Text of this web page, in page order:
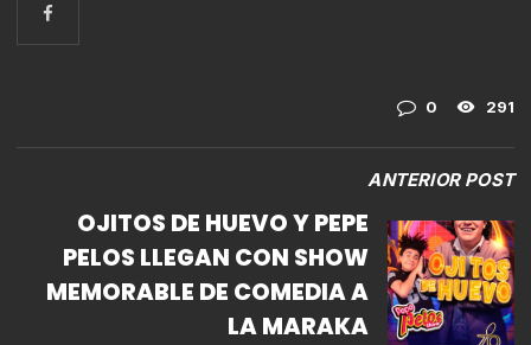
0 291
ANTERIOR POST
OJITOS DE HUEVO Y PEPE
PELOS LLEGAN CON SHOW
MEMORABLE DE COMEDIA A
LA MARAKA